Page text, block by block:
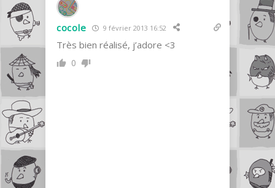
cocole 9 février 2013 16:52
Très bien réalisé, j’adore <3
0